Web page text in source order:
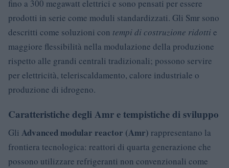
fino a 300 megawatt elettrici e sono pensati per essere
prodotti in serie come moduli standardizzati. Gli Smr sono
descritti come soluzioni con tempi di costruzione ridottie
maggiore flessibilità nella modulazione della produzione
rispetto alle grandi centrali tradizionali; possono servire
per elettricità, teleriscaldamento, calore industriale o
produzione di idrogeno.
Caratteristiche degli Amr e tempistiche di sviluppo
Gli Advanced modular reactor (Amr) rappresentano la
frontiera tecnologica: reattori di quarta generazione che
possono utilizzare refrigeranti non convenzionali come